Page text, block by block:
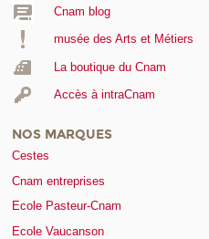
Cnam blog
musée des Arts et Métiers
La boutique du Cnam
Accès à intraCnam
NOS MARQUES
Cestes
Cnam entreprises
Ecole Pasteur-Cnam
Ecole Vaucanson